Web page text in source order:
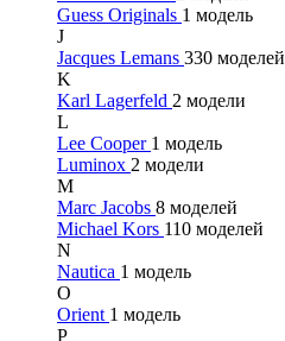
Guess Originals 1 модель
J
Jacques Lemans 330 моделей
K
Karl Lagerfeld 2 модели
L
Lee Cooper 1 модель
Luminox 2 модели
M
Marc Jacobs 8 моделей
Michael Kors 110 моделей
N
Nautica 1 модель
O
Orient 1 модель
P